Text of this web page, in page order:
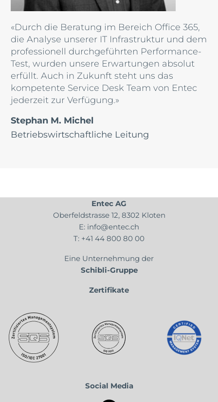
«Durch die Beratung im Bereich Office 365,
die Analyse unserer IT Infrastruktur und dem
professionell durchgeführten Performance-
Test, wurden unsere Erwartungen absolut
erfüllt. Auch in Zukunft steht uns das
kompetente Service Desk Team von Entec
jederzeit zur Verfügung.»
Stephan M. Michel
Betriebswirtschaftliche Leitung
Entec AG
Oberfeldstrasse 12, 8302 Kloten
E: info@entec.ch
T: +41 44 800 80 00
Eine Unternehmung der
Schibli-Gruppe
Zertifikate
Social Media